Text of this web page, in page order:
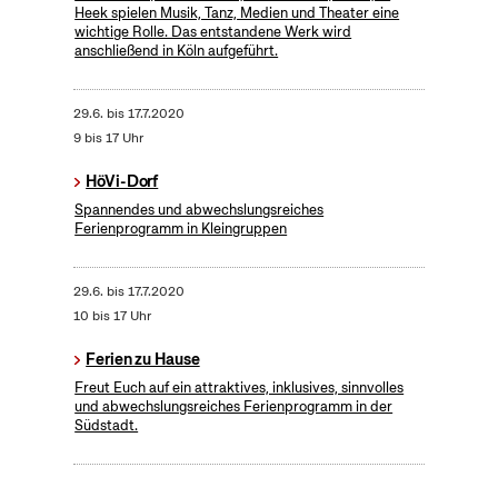
Heek spielen Musik, Tanz, Medien und Theater eine
wichtige Rolle. Das entstandene Werk wird
anschließend in Köln aufgeführt.
29.6. bis17.7.2020
9 bis 17 Uhr
HöVi-Dorf
Spannendes und abwechslungsreiches
Ferienprogramm in Kleingruppen
29.6. bis17.7.2020
10 bis 17 Uhr
Ferien zu Hause
Freut Euch auf ein attraktives, inklusives, sinnvolles
und abwechslungsreiches Ferienprogramm in der
Südstadt.